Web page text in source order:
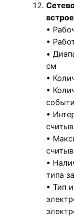
•
•
•
см
•
•
•
•
•
типа
• Тип